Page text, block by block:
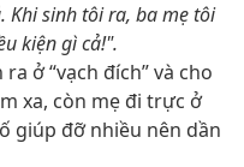
Khi sinh tôi ra, ba mẹ tôi
kiện gì cả!".
ở “vạch đích” và cho
xa, còn mẹ đi trực ở
giúp đỡ nhiều nên dần